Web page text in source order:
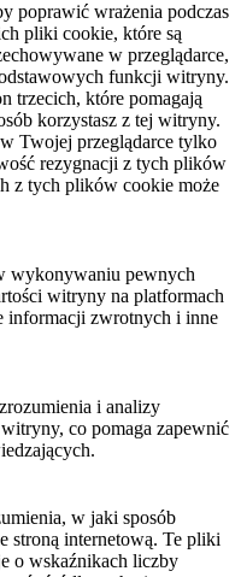
poprawić wrażenia podczas
pliki cookie, które są
w przeglądarce,
funkcji witryny.
trzecich, które pomagają
korzystasz z tej witryny.
Twojej przeglądarce tylko
rezygnacji z tych plików
z tych plików cookie może
wykonywaniu pewnych
witryny na platformach
informacji zwrotnych i inne
i analizy
co pomaga zapewnić
w jaki sposób
stroną internetową. Te pliki
o wskaźnikach liczby